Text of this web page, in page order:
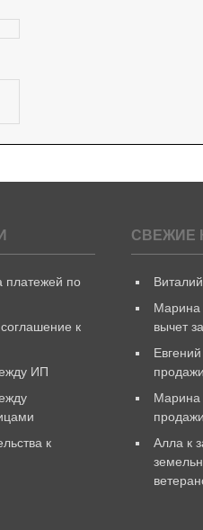
платежей по
к
ИП
к
СВЕЖИЕ
Виталий
Марина
вычет
Евгений
Марина
Алла к